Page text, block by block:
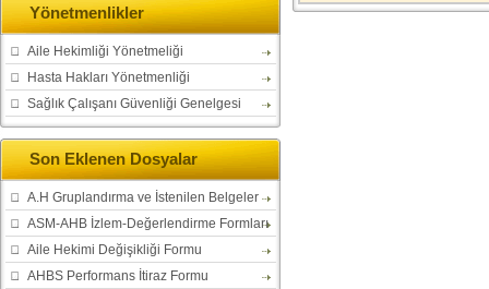
Yönetmenlikler
Aile Hekimliği Yönetmeliği
Hasta Hakları Yönetmenliği
Sağlık Çalışanı Güvenliği Genelgesi
Son Eklenen Dosyalar
A.H Gruplandırma ve İstenilen Belgeler
ASM-AHB İzlem-Değerlendirme Formları
Aile Hekimi Değişikliği Formu
AHBS Performans İtiraz Formu